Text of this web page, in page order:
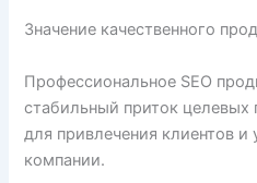
Значение качественного
Профессиональное SEO
стабильный приток целевых
для привлечения клиентов и
компании.